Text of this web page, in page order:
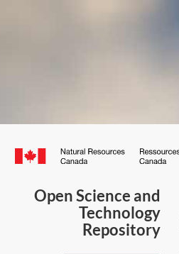
Canada.ca
Open Science and
Technology
Repository